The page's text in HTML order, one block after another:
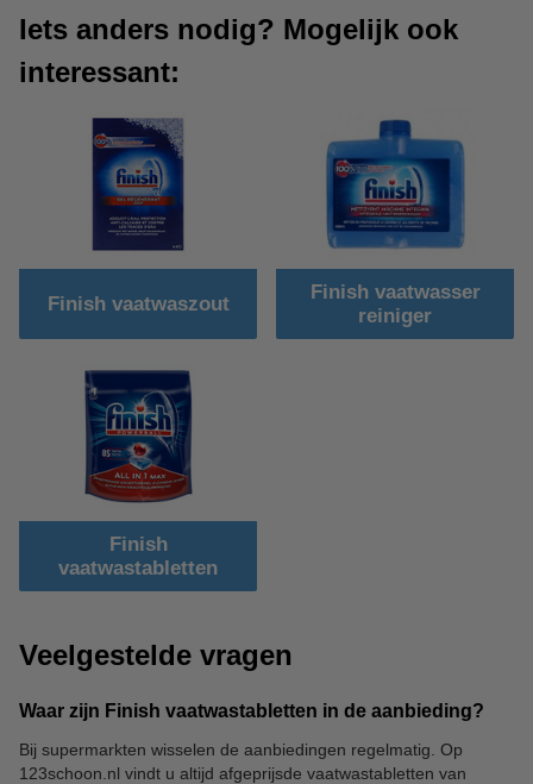
Iets anders nodig? Mogelijk ook
interessant:
Finish vaatwaszout
Finish vaatwasser
reiniger
Finish
vaatwastabletten
Veelgestelde vragen
Waar zijn Finish vaatwastabletten in de aanbieding?
Bij supermarkten wisselen de aanbiedingen regelmatig. Op
123schoon.nl vindt u altijd afgeprijsde vaatwastabletten van